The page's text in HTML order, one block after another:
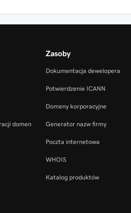
domen
Zasoby
Dokumentacja dewelopera
Potwierdzenie ICANN
Domeny korporacyjne
Generator nazw firmy
Poczta internetowa
WHOIS
Katalog produktów